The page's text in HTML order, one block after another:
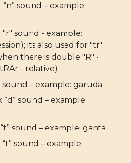
sound – example:
"r" sound - example:
its also used for "tr"
there is double "R" -
- relative)
sound – example: garuda
sound – example:
sound – example: ganta
sound – example: